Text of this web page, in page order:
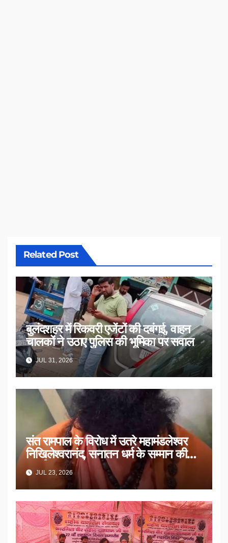
Related Post
बुलंदशहर में रिकवरी एजेंटों की दबंगई, वाहन
चालकों ने उठाए पुलिस की भूमिका पर सवाल
JUL 31, 2026
संत रामपाल के विरोध में उतरे महामंडलेश्वर
निखिलेश्वरानंद, सनातन धर्म के सम्मान की
उठाई मांग
JUL 23, 2026